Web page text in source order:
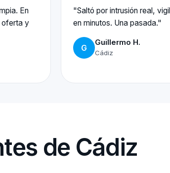
En
oferta y
"Saltó por intrusión real,
en minutos. Una pasada."
G
Guillermo H.
Cádiz
de Cádiz